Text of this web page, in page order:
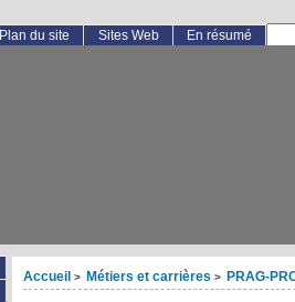
Accueil > Métiers et carrières > PRAG-
Plan du site Sites Web En résumé